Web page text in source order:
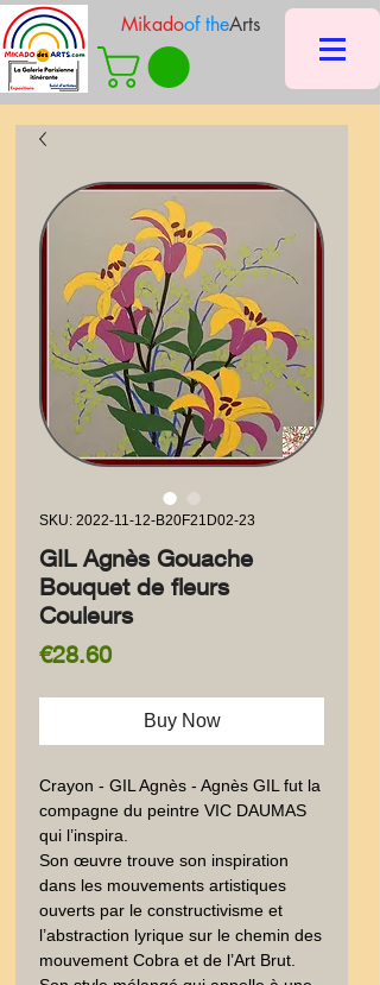
Mikadoof theArts
SKU: 2022-11-12-B20F21D02-23
GIL Agnès Gouache
Bouquet de fleurs
Couleurs
€28.60Price
Buy Now
Crayon - GIL Agnès - Agnès GIL fut la
compagne du peintre VIC DAUMAS
qui l’inspira.
Son œuvre trouve son inspiration
dans les mouvements artistiques
ouverts par le constructivisme et
l’abstraction lyrique sur le chemin des
mouvement Cobra et de l’Art Brut.